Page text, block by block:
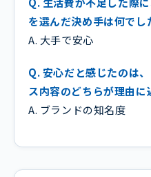
を選んだ決め手は何でし
A. 大手で安心
Q. 安心だと感じたのは
ス内容のどちらが理由に
A. ブランドの知名度